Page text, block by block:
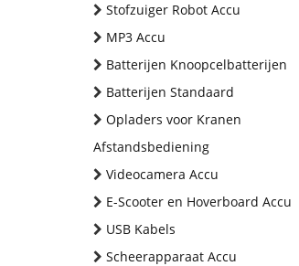
Stofzuiger Robot Accu
MP3 Accu
Batterijen Knoopcelbatterijen
Batterijen Standaard
Opladers voor Kranen
Afstandsbediening
Videocamera Accu
E-Scooter en Hoverboard Accu
USB Kabels
Scheerapparaat Accu